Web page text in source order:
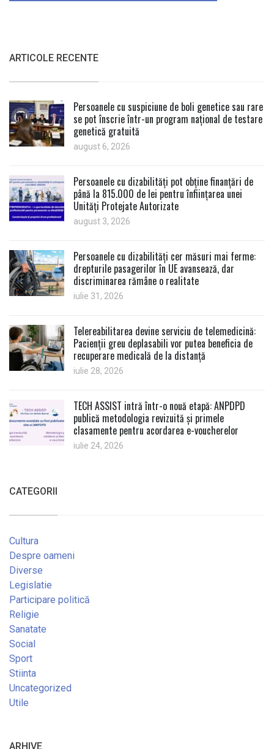
ARTICOLE RECENTE
Persoanele cu suspiciune de boli genetice sau rare
se pot înscrie într-un program național de testare
genetică gratuită
august 6, 2026
Persoanele cu dizabilități pot obține finanțări de
până la 815.000 de lei pentru înființarea unei
Unități Protejate Autorizate
august 3, 2026
Persoanele cu dizabilități cer măsuri mai ferme:
drepturile pasagerilor în UE avansează, dar
discriminarea rămâne o realitate
iulie 31, 2026
Telereabilitarea devine serviciu de telemedicină:
Pacienții greu deplasabili vor putea beneficia de
recuperare medicală de la distanță
iulie 28, 2026
TECH ASSIST intră într-o nouă etapă: ANPDPD
publică metodologia revizuită și primele
clasamente pentru acordarea e-voucherelor
iulie 24, 2026
CATEGORII
Cultura
Despre oameni
Diverse
Legislatie
Participare politică
Religie
Sanatate
Social
Sport
Stiinta
Uncategorized
Utile
ARHIVE